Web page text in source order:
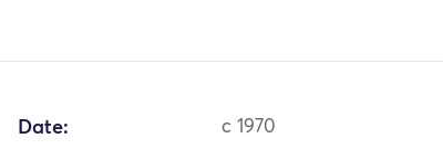
Date: c 1970